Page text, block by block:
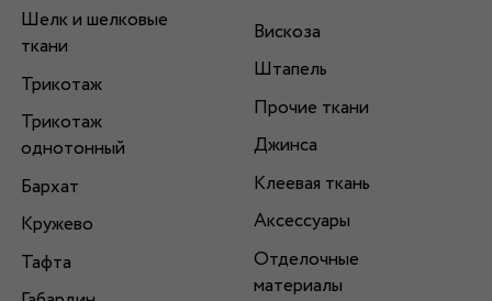
Шелк и шелковые
ткани
Трикотаж
Трикотаж
однотонный
Бархат
Кружево
Тафта
Вискоза
Штапель
Прочие ткани
Джинса
Клеевая ткань
Аксессуары
Отделочные
материалы